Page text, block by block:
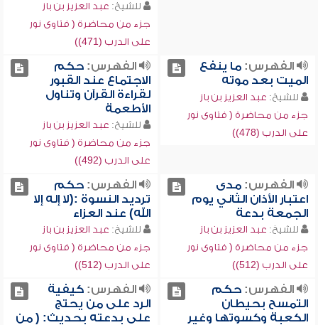
للشيخ: عبد العزيز بن باز
جزء من محاضرة ( فتاوى نور
على الدرب (471))
الفهرس:ما ينفع
الميت بعد موته
للشيخ: عبد العزيز بن باز
جزء من محاضرة ( فتاوى نور
على الدرب (478))
الفهرس:حكم
الاجتماع عند القبور
لقراءة القرآن وتناول
الأطعمة
للشيخ: عبد العزيز بن باز
جزء من محاضرة ( فتاوى نور
على الدرب (492))
الفهرس:مدى
اعتبار الأذان الثاني يوم
الجمعة بدعة
للشيخ: عبد العزيز بن باز
جزء من محاضرة ( فتاوى نور
على الدرب (512))
الفهرس:حكم
ترديد النسوة :(لا إله إلا
الله) عند العزاء
للشيخ: عبد العزيز بن باز
جزء من محاضرة ( فتاوى نور
على الدرب (512))
الفهرس:حكم
التمسح بحيطان
الكعبة وكسوتها وغير
الفهرس:كيفية
الرد على من يحتج
على بدعته بحديث: ( من